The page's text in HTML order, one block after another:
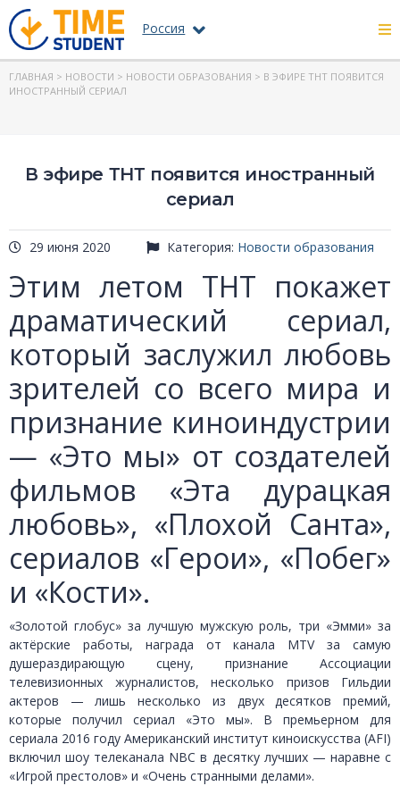
Россия
ГЛАВНАЯ > НОВОСТИ > НОВОСТИ ОБРАЗОВАНИЯ > В ЭФИРЕ ТНТ ПОЯВИТСЯ
ИНОСТРАННЫЙ СЕРИАЛ
В эфире ТНТ появится иностранный
сериал
29 июня 2020 Категория: Новости образования
Этим летом ТНТ покажет
драматический сериал,
который заслужил любовь
зрителей со всего мира и
признание киноиндустрии
— «Это мы» от создателей
фильмов «Эта дурацкая
любовь», «Плохой Санта»,
сериалов «Герои», «Побег»
и «Кости».
«Золотой глобус» за лучшую мужскую роль, три «Эмми» за
актёрские работы, награда от канала MTV за самую
душераздирающую сцену, признание Ассоциации
телевизионных журналистов, несколько призов Гильдии
актеров — лишь несколько из двух десятков премий,
которые получил сериал «Это мы». В премьерном для
сериала 2016 году Американский институт киноискусства (AFI)
включил шоу телеканала NBC в десятку лучших — наравне с
«Игрой престолов» и «Очень странными делами».